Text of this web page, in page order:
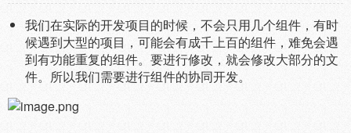
我们在实际的开发项目的时候，不会只用几个组件，有时
候遇到大型的项目，可能会有成千上百的组件，难免会遇
到有功能重复的组件。要进行修改，就会修改大部分的文
件。所以我们需要进行组件的协同开发。